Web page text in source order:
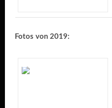
Fotos von 2019: